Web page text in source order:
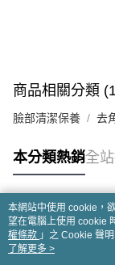
商品相關分類
臉部清潔保養 去
本分類熱銷全
熱門標籤
本網站中使用 cookie，
望在電腦上使用 cookie
權條款 」之 Cookie 聲
用條款之 Cookie 聲明使
了解更多 >